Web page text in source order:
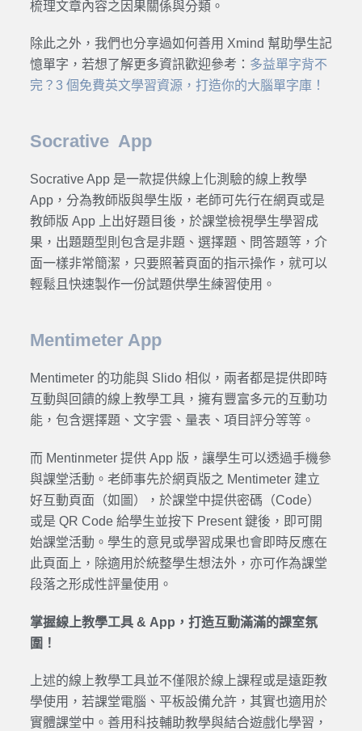
梳理文章內容之因果關係與分類。
除此之外，我們也分享過如何善用 Xmind 幫助學生記
憶單字，若想了解更多資訊歡迎參考： 多益單字背不
完？3 個免費英文學習資源，打造你的大腦單字庫！
Socrative App
Socrative App 是一款提供線上化測驗的線上教學
App，分為教師版與學生版，老師可先行在網頁或是
教師版 App 上出好題目後，於課堂檢視學生學習成
果，出題題型則包含是非題、選擇題、問答題等，介
面一樣非常簡潔，只要照著頁面的指示操作，就可以
輕鬆且快速製作一份試題供學生練習使用。
Mentimeter App
Mentimeter 的功能與 Slido 相似，兩者都是提供即時
互動與回饋的線上教學工具，擁有豐富多元的互動功
能，包含選擇題、文字雲、量表、項目評分等等。
而 Mentinmeter 提供 App 版，讓學生可以透過手機參
與課堂活動。老師事先於網頁版之 Mentimeter 建立
好互動頁面（如圖），於課堂中提供密碼（Code）
或是 QR Code 給學生並按下 Present 鍵後，即可開
始課堂活動。學生的意見或學習成果也會即時反應在
此頁面上，除適用於統整學生想法外，亦可作為課堂
段落之形成性評量使用。
掌握線上教學工具 & App，打造互動滿滿的課室氛
圍！
上述的線上教學工具並不僅限於線上課程或是遠距教
學使用，若課堂電腦、平板設備允許，其實也適用於
實體課堂中。善用科技輔助教學與結合遊戲化學習，